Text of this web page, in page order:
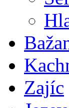
Zajíc